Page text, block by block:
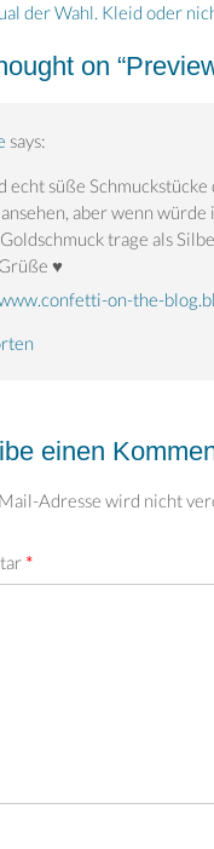
der Wahl. Kleid oder
on “
says:
echt süße
aber wenn
trage als
♥
on-the-
einen
Adresse wird nicht
*